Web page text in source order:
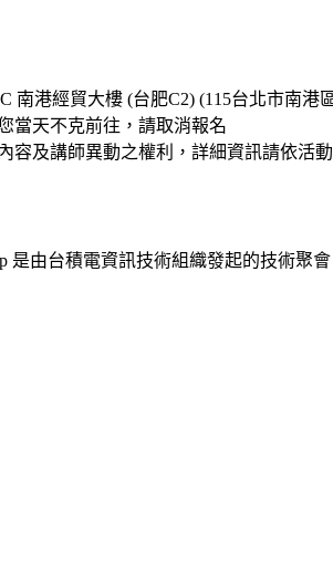
南港經貿大樓 (台肥C2) (115台北市南港
當天不克前往，請取消報名
容及講師異動之權利，詳細資訊請依活
是由台積電資訊技術組織發起的技術